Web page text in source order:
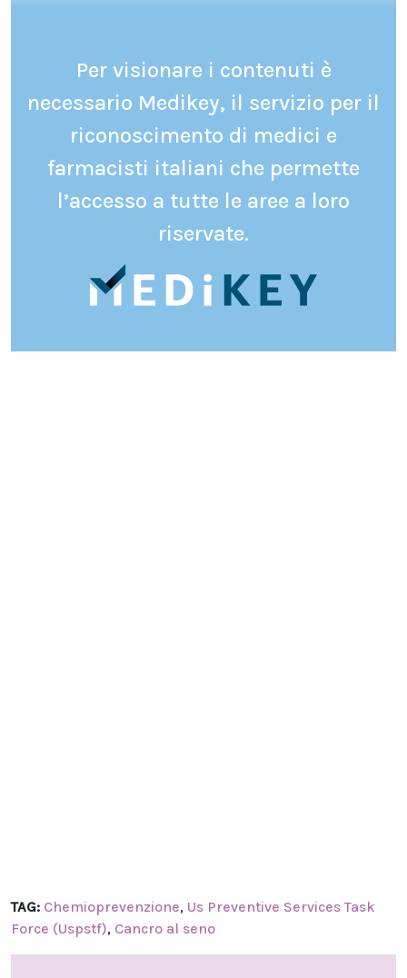
Per visionare i contenuti è
necessario Medikey, il servizio per il
riconoscimento di medici e
farmacisti italiani che permette
l’accesso a tutte le aree a loro
riservate.
TAG: Chemioprevenzione, Us Preventive Services Task
Force (Uspstf), Cancro al seno